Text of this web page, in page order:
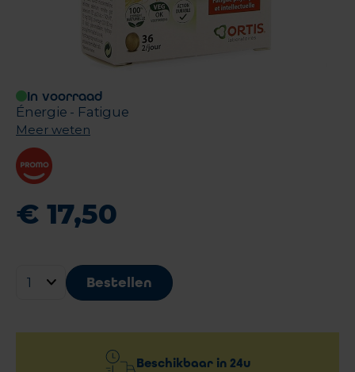
In voorraad
Énergie - Fatigue
Meer weten
€ 17,50
Bestellen
Beschikbaar in 24u